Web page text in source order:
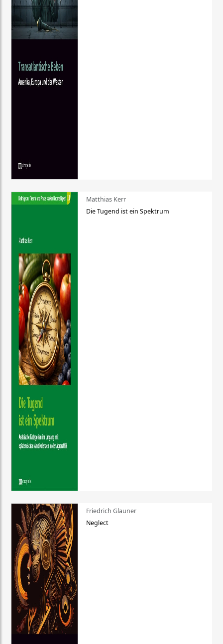
Matthias Kerr
Die Tugend ist ein Spektrum
Friedrich Glauner
Neglect